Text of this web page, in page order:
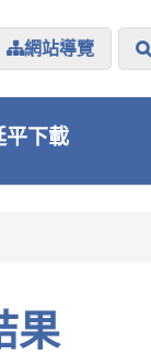
網站導覽
平下載
果